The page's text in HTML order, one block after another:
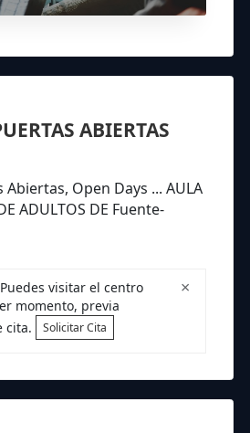
ABIERTAS
Abiertas, Open Days ... AULA
ADULTOS DE Fuente-
×
visitar el centro
momento, previa
cita.
Solicitar Cita